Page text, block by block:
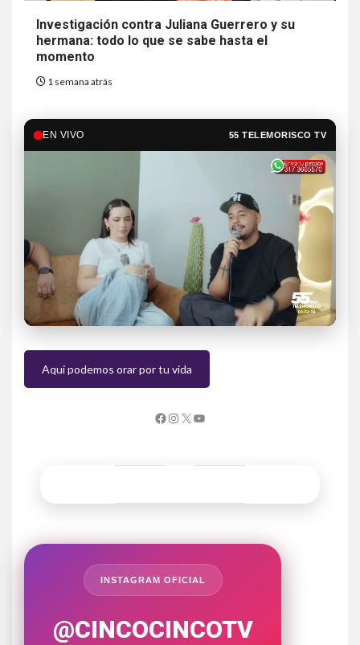
Investigación contra Juliana Guerrero y su
hermana: todo lo que se sabe hasta el
momento
1 semana atrás
EN VIVO 55 TELEMORISCO TV
Aqui podemos orar por tu vida
INSTAGRAM OFICIAL
@CINCOCINCOTV